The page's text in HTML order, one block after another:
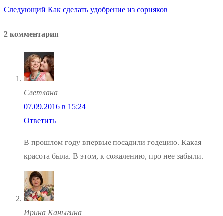
записям
запись:
Следующий Следующая
Как сделать удобрение из сорняков
2 комментария
Светлана
07.09.2016 в 15:24
Ответить
В прошлом году впервые посадили годецию. Какая
красота была. В этом, к сожалению, про нее забыли.
Ирина Каныгина